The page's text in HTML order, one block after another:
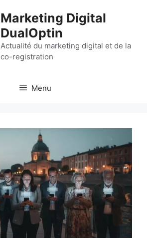
Marketing Digital
DualOptin
Actualité du marketing digital et de la
co-registration
Menu